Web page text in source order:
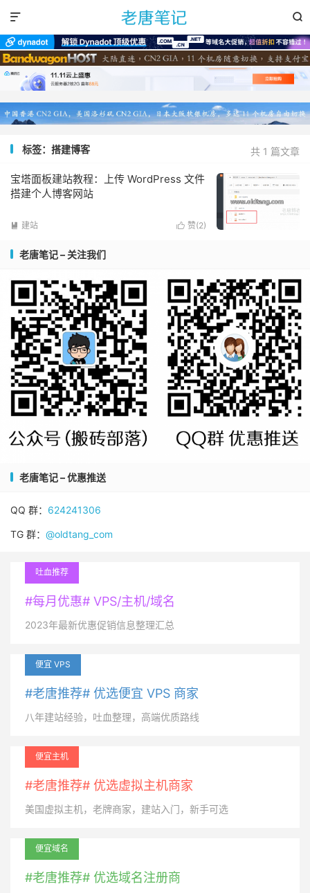


共 1 篇文章
标签：搭建博客
宝塔面板建站教程：上传 WordPress 文件
搭建个人博客网站
 赞(2)
 建站
老唐笔记 – 关注我们
老唐笔记 – 优惠推送
QQ 群： 624241306
TG 群： @oldtang_com
吐血推荐
#每月优惠# VPS/主机/域名
2023年最新优惠促销信息整理汇总
便宜 VPS
#老唐推荐# 优选便宜 VPS 商家
八年建站经验，吐血整理，高端优质路线
便宜主机
#老唐推荐# 优选虚拟主机商家
美国虚拟主机，老牌商家，建站入门，新手可选
便宜域名
#老唐推荐# 优选域名注册商